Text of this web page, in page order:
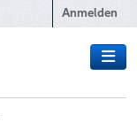
Anmelden